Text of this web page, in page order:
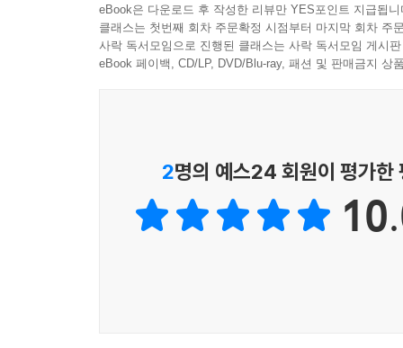
eBook은 다운로드 후 작성한 리뷰만 YES포인트 지급됩니
클래스는 첫번째 회차 주문확정 시점부터 마지막 회차 주
사락 독서모임으로 진행된 클래스는 사락 독서모임 게시
eBook 페이백, CD/LP, DVD/Blu-ray, 패션 및 판매금지 상
2명의 예스24 회원이 평가한